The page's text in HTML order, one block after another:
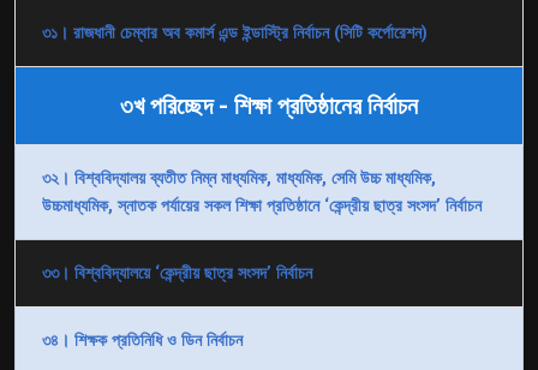
৩১। রাজধানী চেম্বার অব কমার্স এন্ড ইন্ডাস্ট্রি নির্বাচন (সিটি কর্পোরেশন)
৩খ পরিচ্ছেদ - শিক্ষা প্রতিষ্ঠানের নির্বাচন
৩২। বিশ্ববিদ্যালয় ব্যতীত নিম্ন মাধ্যমিক, মাধ্যমিক, সেমি উচ্চ মাধ্যমিক,
উচ্চমাধ্যমিক, স্নাতক পর্যায়ের সকল শিক্ষা প্রতিষ্ঠানে ‘কেন্দ্রীয় ছাত্র সংসদ’ নির্বাচন
৩৩। বিশ্ববিদ্যালয়ে ‘কেন্দ্রীয় ছাত্র সংসদ’ নির্বাচন
৩৪। শিক্ষক প্রতিনিধি ও ডিন নির্বাচন